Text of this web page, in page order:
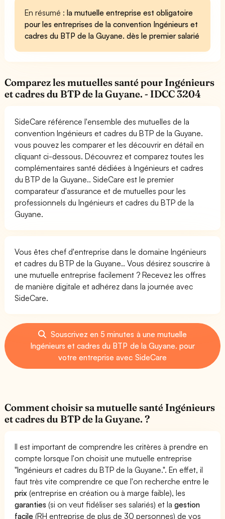
En résumé :la mutuelle entreprise est obligatoire
pour les entreprises de la convention Ingénieurs et
cadres du BTP de la Guyane. dès le premier salarié
Comparez les mutuelles santé pour Ingénieurs
et cadres du BTP de la Guyane. - IDCC 3204
SideCare référence l'ensemble des mutuelles de la
convention Ingénieurs et cadres du BTP de la Guyane.
vous pouvez les comparer et les découvrir en détail en
cliquant ci-dessous. Découvrez et comparez toutes les
complémentaires santé dédiées à Ingénieurs et cadres
du BTP de la Guyane.. SideCare est le premier
comparateur d'assurance et de mutuelles pour les
professionnels du Ingénieurs et cadres du BTP de la
Guyane.
Vous êtes chef d'entreprise dans le domaine Ingénieurs
et cadres du BTP de la Guyane.. Vous désirez souscrire à
une mutuelle entreprise facilement ? Recevez les offres
de manière digitale et adhérez dans la journée avec
SideCare.
Souscrivez en 5 minutes à une mutuelle
Ingénieurs et cadres du BTP de la Guyane. pour
votre entreprise avec SideCare
Comment choisir sa mutuelle santé Ingénieurs
et cadres du BTP de la Guyane. ?
Il est important de comprendre les critères à prendre en
compte lorsque l'on choisit une mutuelle entreprise
"Ingénieurs et cadres du BTP de la Guyane.". En effet, il
faut très vite comprendre ce que l'on recherche entre le
prix (entreprise en création ou à marge faible), les
garanties (si on veut fidéliser ses salariés) et lagestion
facile (RH entreprise de plus de 30 personnes) de vos